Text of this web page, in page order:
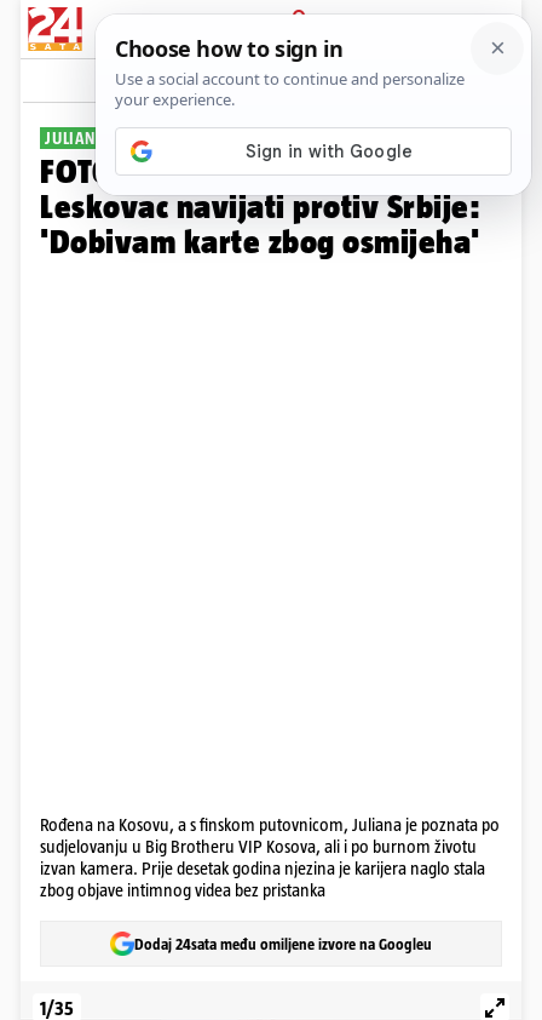
PRIJAVA
Galerija Komentari
JULIANA NURA
FOTO Fatalna Albanka stiže u
Leskovac navijati protiv Srbije:
'Dobivam karte zbog osmijeha'
Rođena na Kosovu, a s finskom putovnicom, Juliana je poznata po
sudjelovanju u Big Brotheru VIP Kosova, ali i po burnom životu
izvan kamera. Prije desetak godina njezina je karijera naglo stala
zbog objave intimnog videa bez pristanka
Dodaj 24sata među omiljene izvore na Googleu
1/35